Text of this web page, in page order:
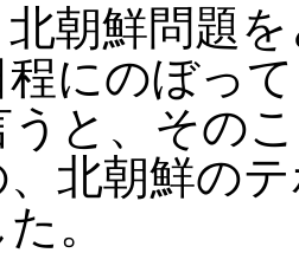
朝鮮問題を
程にのぼっ
と、その
、北朝鮮の
。